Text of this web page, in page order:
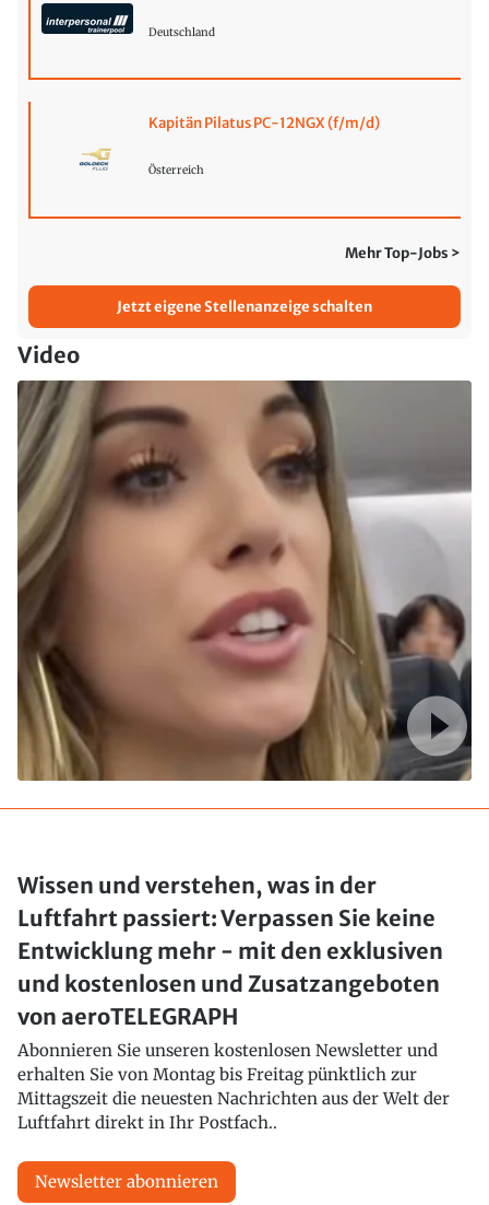
Deutschland
Kapitän Pilatus PC-12NGX (f/m/d)
Österreich
Mehr Top-Jobs >
Jetzt eigene Stellenanzeige schalten
Video
Wissen und verstehen, was in der
Luftfahrt passiert: Verpassen Sie keine
Entwicklung mehr - mit den exklusiven
und kostenlosen und Zusatzangeboten
von aeroTELEGRAPH
Abonnieren Sie unseren kostenlosen Newsletter und
erhalten Sie von Montag bis Freitag pünktlich zur
Mittagszeit die neuesten Nachrichten aus der Welt der
Luftfahrt direkt in Ihr Postfach..
Newsletter abonnieren